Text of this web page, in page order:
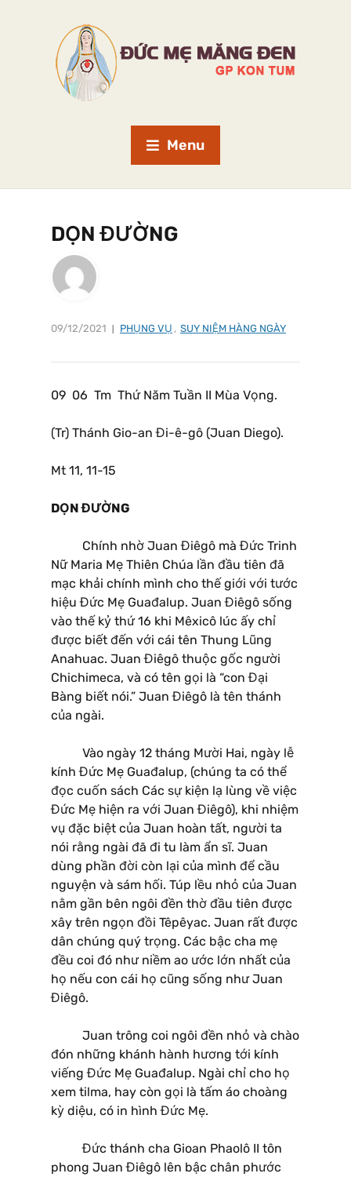
Menu
DỌN ĐƯỜNG
09/12/2021 PHỤNG VỤ , SUY NIỆM HÀNG NGÀY
09 06 Tm Thứ Năm Tuần II Mùa Vọng.
(Tr) Thánh Gio-an Đi-ê-gô (Juan Diego).
Mt 11, 11-15
DỌN ĐƯỜNG
Chính nhờ Juan Điêgô mà Đức Trinh
Nữ Maria Mẹ Thiên Chúa lần đầu tiên đã
mạc khải chính mình cho thế giới với tước
hiệu Đức Mẹ Guađalup. Juan Điêgô sống
vào thế kỷ thứ 16 khi Mêxicô lúc ấy chỉ
được biết đến với cái tên Thung Lũng
Anahuac. Juan Điêgô thuộc gốc người
Chichimeca, và có tên gọi là “con Đại
Bàng biết nói.” Juan Điêgô là tên thánh
của ngài.
Vào ngày 12 tháng Mười Hai, ngày lễ
kính Đức Mẹ Guađalup, (chúng ta có thể
đọc cuốn sách Các sự kiện lạ lùng về việc
Đức Mẹ hiện ra với Juan Điêgô), khi nhiệm
vụ đặc biệt của Juan hoàn tất, người ta
nói rằng ngài đã đi tu làm ẩn sĩ. Juan
dùng phần đời còn lại của mình để cầu
nguyện và sám hối. Túp lều nhỏ của Juan
nằm gần bên ngôi đền thờ đầu tiên được
xây trên ngọn đồi Têpêyac. Juan rất được
dân chúng quý trọng. Các bậc cha mẹ
đều coi đó như niềm ao ước lớn nhất của
họ nếu con cái họ cũng sống như Juan
Điêgô.
Juan trông coi ngôi đền nhỏ và chào
đón những khánh hành hương tới kính
viếng Đức Mẹ Guađalup. Ngài chỉ cho họ
xem tilma, hay còn gọi là tấm áo choàng
kỳ diệu, có in hình Đức Mẹ.
Đức thánh cha Gioan Phaolô II tôn
phong Juan Điêgô lên bậc chân phước